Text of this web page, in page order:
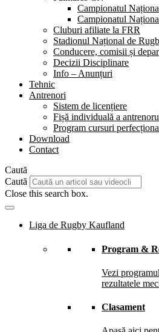
Campionatul
Campionatul
Cluburi afiliate la FRR
Stadionul Național de
Conducere, comisii și
Decizii Disciplinare
Info – Anunțuri
Tehnic
Antrenori
Sistem de licențiere
Fișă individuală a
Program cursuri
Download
Contact
Caută
Caută
Close this search box.
Liga de Rugby Kaufland
Program &
Vezi
rezultatele
Clasament